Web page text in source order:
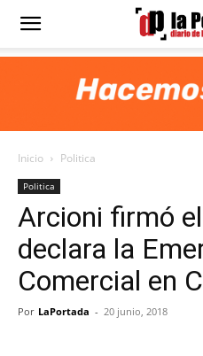
Diario
Portada
Inicio Politica
Politica
Arcioni firmó
declara la
Comercial en
Por LaPortada - 20 junio, 2018